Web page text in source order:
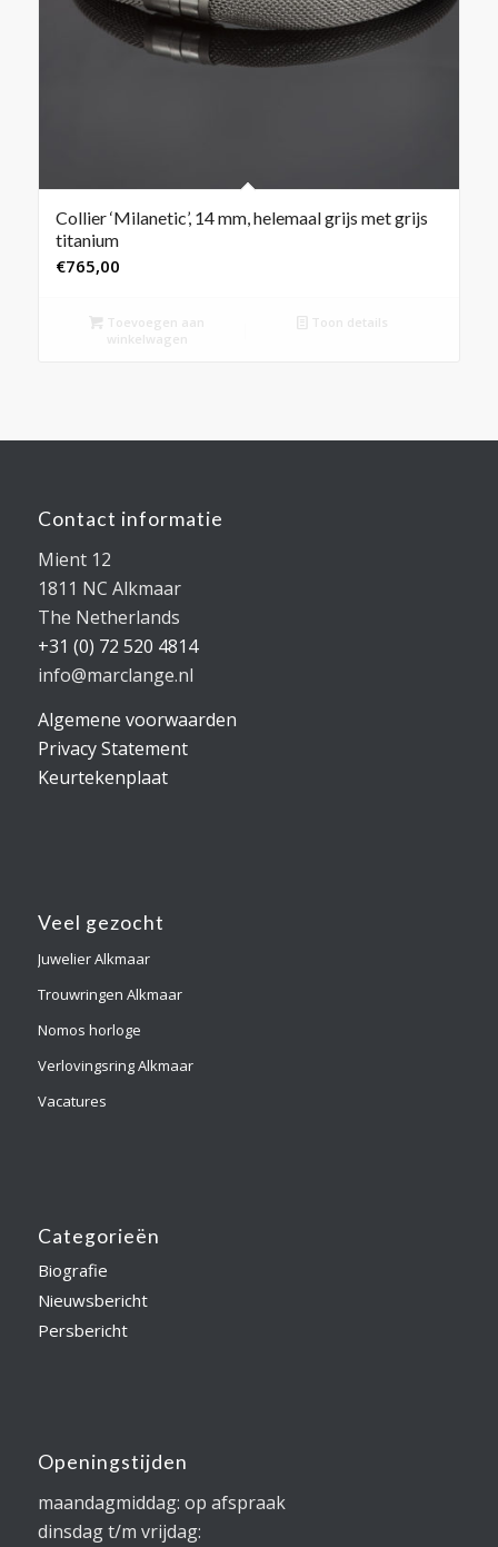
Collier ‘Milanetic’, 14 mm, helemaal grijs met grijs
titanium
€765,00
Toevoegen aan
winkelwagen
Toon details
Contact informatie
Mient 12
1811 NC Alkmaar
The Netherlands
+31 (0) 72 520 4814
info@marclange.nl
Algemene voorwaarden
Privacy Statement
Keurtekenplaat
Veel gezocht
Juwelier Alkmaar
Trouwringen Alkmaar
Nomos horloge
Verlovingsring Alkmaar
Vacatures
Categorieën
Biografie
Nieuwsbericht
Persbericht
Openingstijden
maandagmiddag: op afspraak
dinsdag t/m vrijdag: